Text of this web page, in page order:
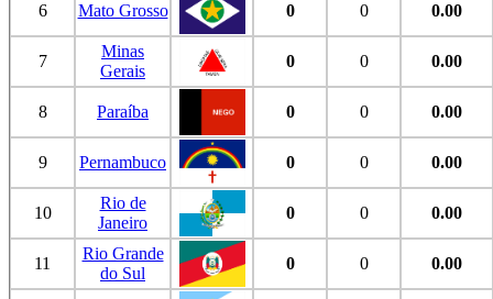
6 Mato Grosso 0 0 0.00
7
Minas
Gerais
0 0 0.00
8 Paraíba 0 0 0.00
9 Pernambuco 0 0 0.00
10
Rio de
Janeiro
0 0 0.00
11
Rio Grande
do Sul
0 0 0.00